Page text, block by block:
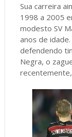
Sua carreira
1998 a 2005
modesto SV
anos de
defendendo
Negra, o